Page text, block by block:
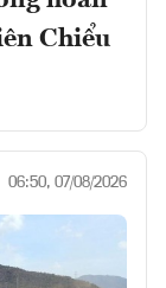
Chiểu
06:50, 07/08/2026